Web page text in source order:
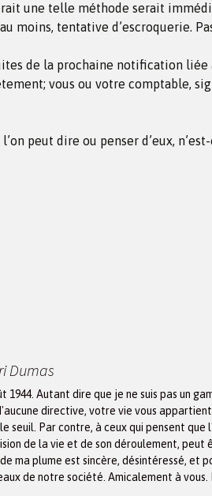
une telle méthode serait
moins, tentative d’escroquerie.
de la prochaine notification
vous ou votre comptable,
peut dire ou penser d’eux, n’est-
Dumas
1944. Autant dire que je ne suis pas un
directive, votre vie vous
seuil. Par contre, à ceux qui pensent que
de la vie et de son déroulement, peut
ma plume est sincère, désintéressé, et
de notre société. Amicalement à vous.